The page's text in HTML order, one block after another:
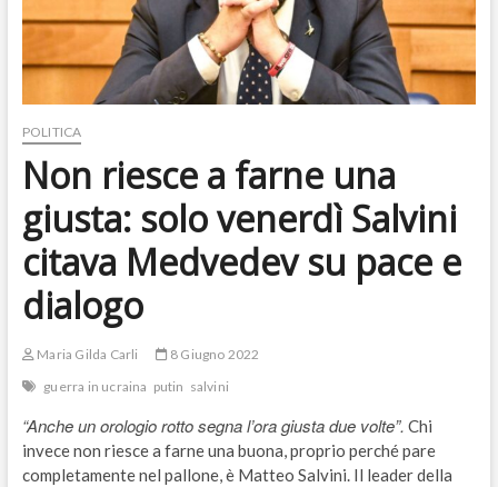
POLITICA
Non riesce a farne una
giusta: solo venerdì Salvini
citava Medvedev su pace e
dialogo
Maria Gilda Carli
8 Giugno 2022
guerra in ucraina putin salvini
“Anche un orologio rotto segna l’ora giusta due volte”. Chi
invece non riesce a farne una buona, proprio perché pare
completamente nel pallone, è Matteo Salvini. Il leader della